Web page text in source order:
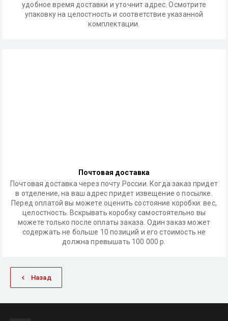
удобное время доставки и уточнит адрес. Осмотрите
упаковку на целостность и соответствие указанной
комплектации.
Почтовая доставка
Почтовая доставка через почту России. Когда заказ придет
в отделение, на ваш адрес придет извещение о посылке.
Перед оплатой вы можете оценить состояние коробки: вес,
целостность. Вскрывать коробку самостоятельно вы
можете только после оплаты заказа. Один заказ может
содержать не больше 10 позиций и его стоимость не
должна превышать 100 000 р.
Назад